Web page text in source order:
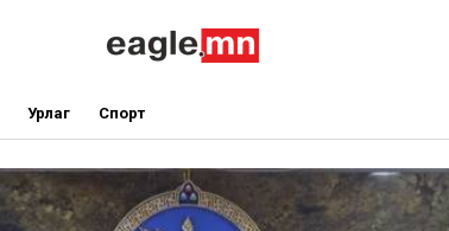
Урлаг Спорт